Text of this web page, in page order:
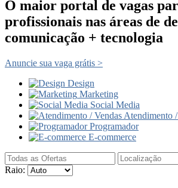
O maior portal de vagas
profissionais nas áreas de
comunicação + tecnologia
Anuncie sua vaga grátis >
Design
Marketing
Social Media
Atendimento
Programador
E-commerce
Raio: